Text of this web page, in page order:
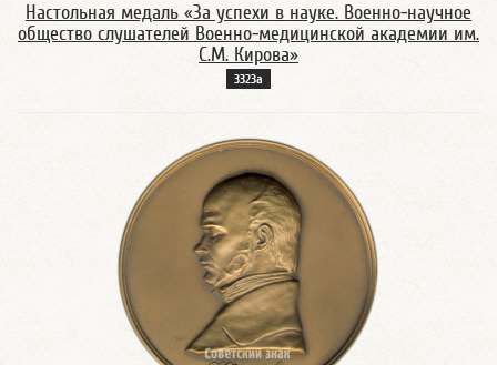
Настольная медаль «За успехи в науке. Военно-научное
общество слушателей Военно-медицинской академии им.
С.М. Кирова»
3323а